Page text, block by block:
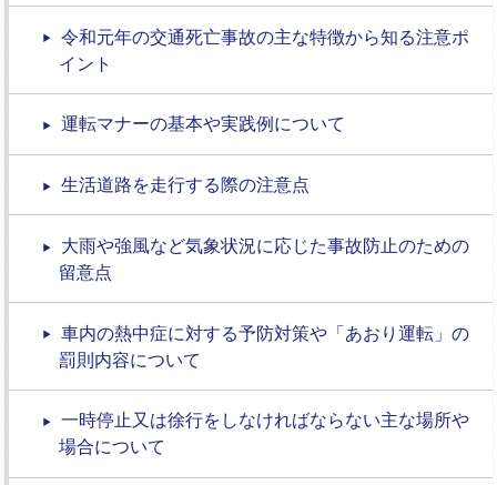
令和元年の交通死亡事故の主な特徴から知る注意ポ
イント
運転マナーの基本や実践例について
生活道路を走行する際の注意点
大雨や強風など気象状況に応じた事故防止のための
留意点
車内の熱中症に対する予防対策や「あおり運転」の
罰則内容について
一時停止又は徐行をしなければならない主な場所や
場合について